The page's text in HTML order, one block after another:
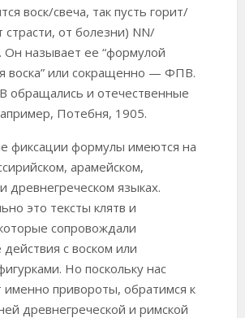
воск/свеча, так пусть горит/
страсти, от болезни) NN/
Он называет ее “формулой
воска” или сокращенно — ФПВ.
обращались и отечественные
Потебня, 1905.
фиксации формулы имеются на
арамейском,
древнегреческом языках.
это тексты клятв и
сопровождали
с воском или
Но поскольку нас
именно привороты, обратимся к
древнегреческой и римской